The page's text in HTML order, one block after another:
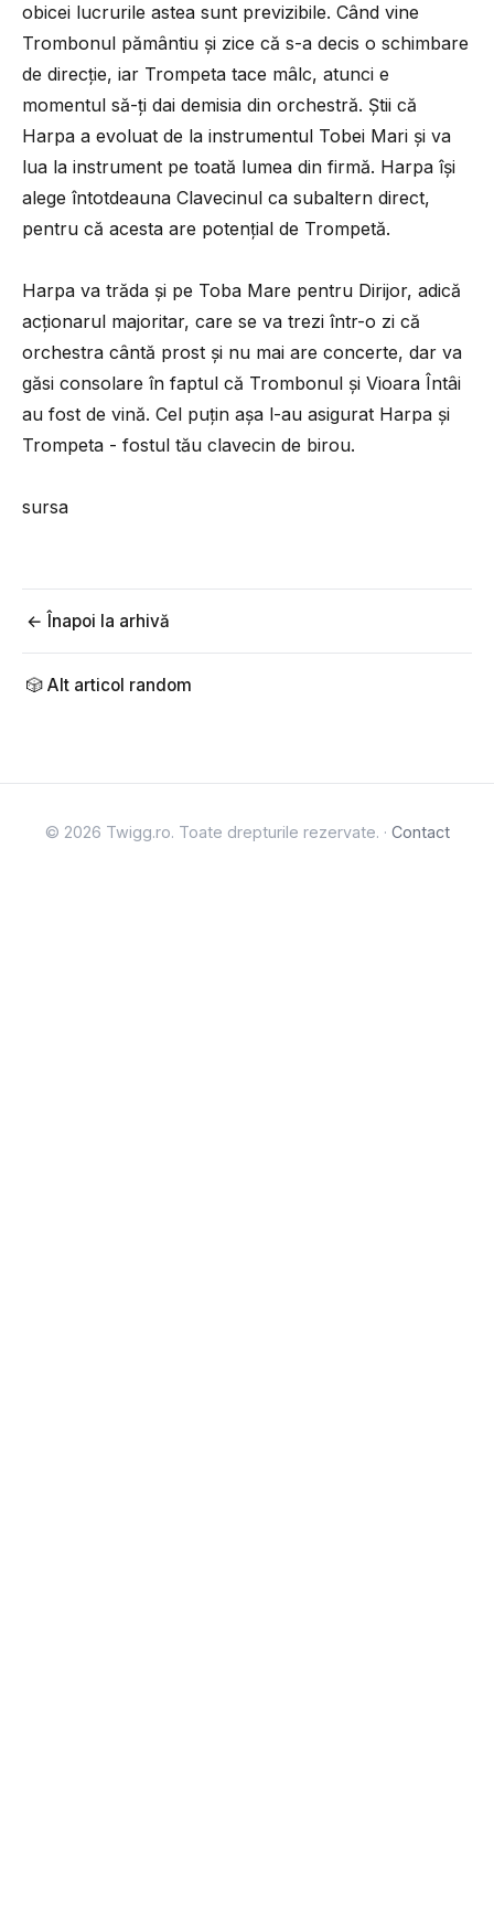
obicei lucrurile astea sunt previzibile. Când vine
Trombonul pământiu și zice că s-a decis o schimbare
de direcție, iar Trompeta tace mâlc, atunci e
momentul să-ți dai demisia din orchestră. Știi că
Harpa a evoluat de la instrumentul Tobei Mari și va
lua la instrument pe toată lumea din firmă. Harpa își
alege întotdeauna Clavecinul ca subaltern direct,
pentru că acesta are potențial de Trompetă.
Harpa va trăda și pe Toba Mare pentru Dirijor, adică
acționarul majoritar, care se va trezi într-o zi că
orchestra cântă prost și nu mai are concerte, dar va
găsi consolare în faptul că Trombonul și Vioara Întâi
au fost de vină. Cel puțin așa l-au asigurat Harpa și
Trompeta - fostul tău clavecin de birou.
sursa
← Înapoi la arhivă
🎲 Alt articol random
© 2026 Twigg.ro. Toate drepturile rezervate. · Contact